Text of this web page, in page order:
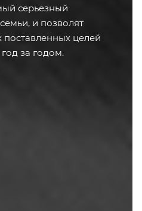
серьезный
и позволят
поставленных целей
за годом.